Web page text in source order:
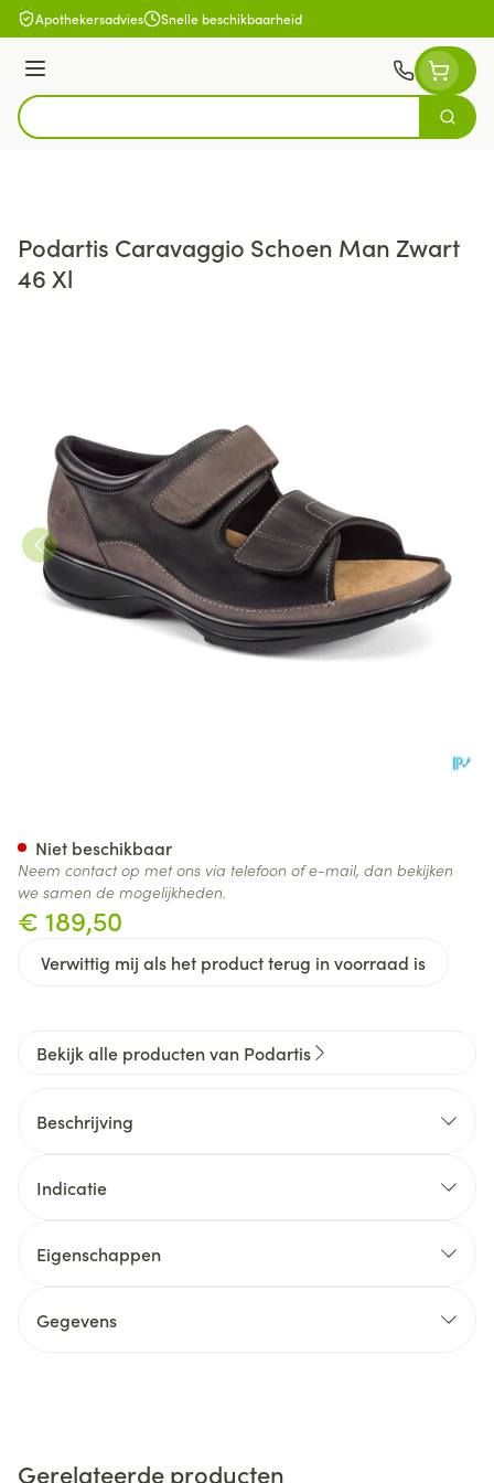
Ga naar de inhoud
Apothekersadvies Snelle beschikbaarheid
Menu
Product, merk, categorie...
Zoek
Podartis Caravaggio Schoen Man Zwart
46 Xl
€ 189,50
Verwittig mij als het product terug in voorraad is
Niet beschikbaar
Neem contact op met ons via telefoon of e-mail, dan bekijken
we samen de mogelijkheden.
Bekijk alle producten van Podartis
Beschrijving
Indicatie
Eigenschappen
Gegevens
Gerelateerde producten